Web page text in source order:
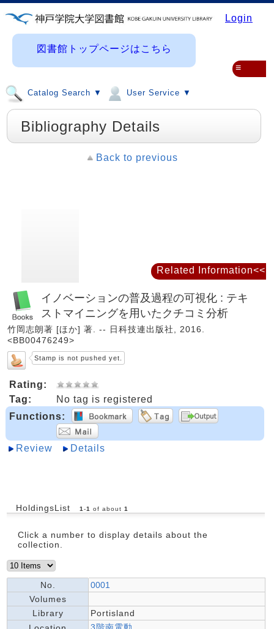
Login
図書館トップページはこちら
Catalog Search ▼ User Service ▼
≡
Bibliography Details
Back to previous
イノベーションの普及過程の可視化 : テキ
ストマイニングを用いたクチコミ分析
竹岡志朗著 [ほか] 著. -- 日科技連出版社, 2016.
<BB00476249>
Stamp is not pushed yet.
Rating:
Tag:
No tag is registered
Functions:
Review Details
HoldingsList 1-1 of about 1
Click a number to display details about the
collection.
No.
0001
Volumes
Library
Portisland
Related Information<<